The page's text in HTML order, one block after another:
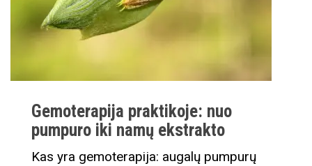
Gemoterapija praktikoje: nuo
pumpuro iki namų ekstrakto
Kas yra gemoterapija: augalų pumpurų